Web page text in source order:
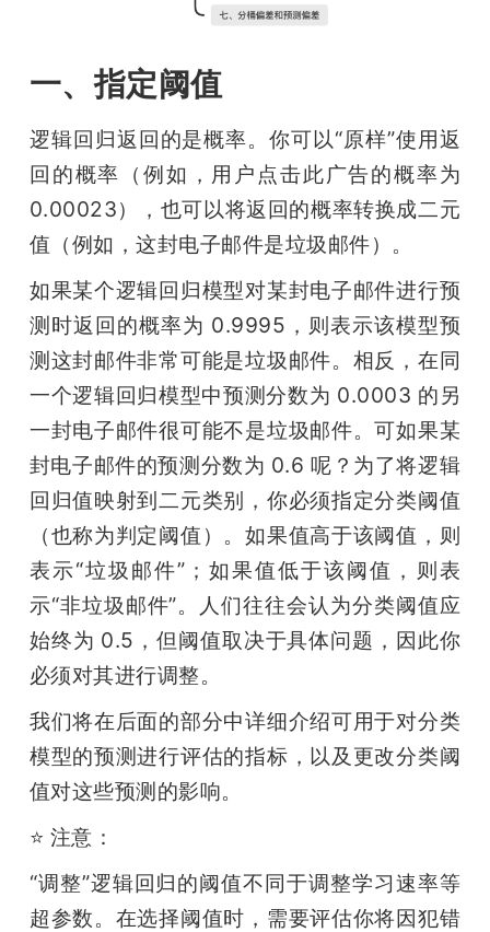
一、指定阈值
逻辑回归返回的是概率。你可以“原样”使用返
回的概率（例如，用户点击此广告的概率为
0.00023），也可以将返回的概率转换成二元
值（例如，这封电子邮件是垃圾邮件）。
如果某个逻辑回归模型对某封电子邮件进行预
测时返回的概率为 0.9995，则表示该模型预
测这封邮件非常可能是垃圾邮件。相反，在同
一个逻辑回归模型中预测分数为 0.0003 的另
一封电子邮件很可能不是垃圾邮件。可如果某
封电子邮件的预测分数为 0.6 呢？为了将逻辑
回归值映射到二元类别，你必须指定分类阈值
（也称为判定阈值）。如果值高于该阈值，则
表示“垃圾邮件”；如果值低于该阈值，则表
示“非垃圾邮件”。人们往往会认为分类阈值应
始终为 0.5，但阈值取决于具体问题，因此你
必须对其进行调整。
我们将在后面的部分中详细介绍可用于对分类
模型的预测进行评估的指标，以及更改分类阈
值对这些预测的影响。
⭐️ 注意：
“调整”逻辑回归的阈值不同于调整学习速率等
超参数。在选择阈值时，需要评估你将因犯错